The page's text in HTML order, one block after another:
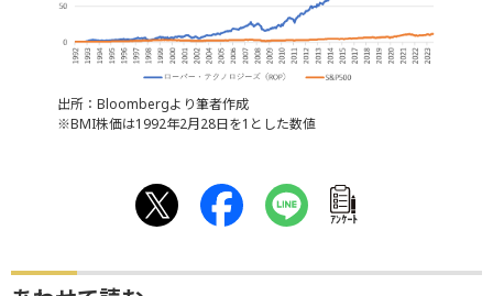
出所：Bloombergより筆者作成
※BMI株価は1992年2月28日を1とした数値
ｱﾝｹｰﾄ